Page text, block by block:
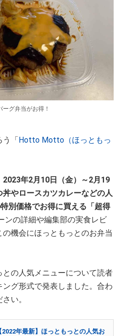
グ弁当がお得！
う「Hotto Motto（ほっともっ
年2月10日（金）～2月19
やロースカツカレーなどの人
別価格でお得に買える「超得
ンの詳細や編集部の実食レビ
機会にほっともっとのお弁当
の人気メニューについて読者
グ形式で発表しました。合わ
い。
2022年最新】ほっともっとの人気お